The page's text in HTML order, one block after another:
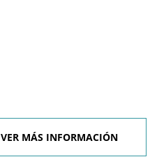
VER MÁS INFORMACIÓN